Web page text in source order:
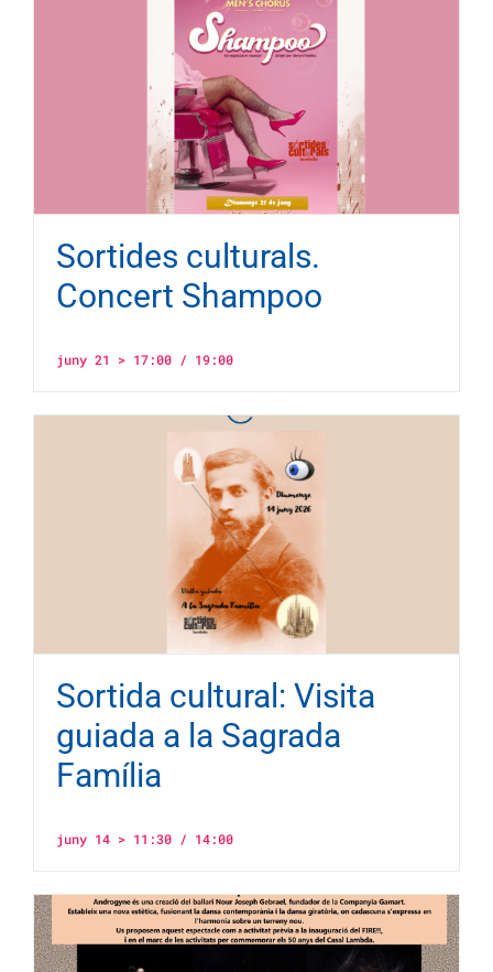
Sortides culturals.
Concert Shampoo
juny 21 > 17:00/ 19:00
Sortida cultural: Visita
guiada a la Sagrada
Família
juny 14 > 11:30/ 14:00